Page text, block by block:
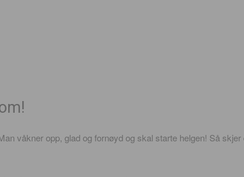
våkner opp, glad og fornøyd og skal starte helgen! Så